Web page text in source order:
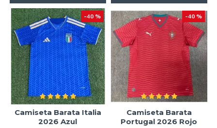
-40 %
Camiseta Barata Italia
2026 Azul
-40 %
Camiseta Barata
Portugal 2026 Rojo